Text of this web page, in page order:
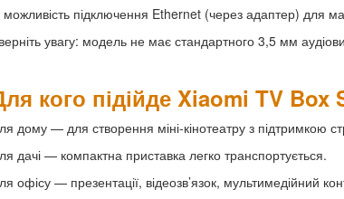
підключення Ethernet (через адаптер) для
увагу: модель не має стандартного 3,5 мм
кого підійде Xiaomi TV Box
дому — для створення міні-кінотеатру з підтримкою
дачі — компактна приставка легко транспортується.
офісу — презентації, відеозв’язок, мультимедійний